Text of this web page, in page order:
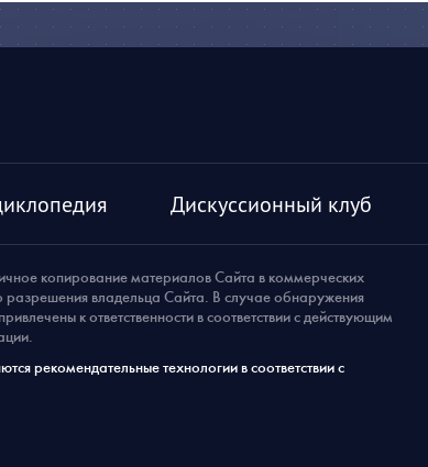
Дискуссионный клуб
копирование материалов Сайта в коммерческих
разрешения владельца Сайта. В случае обнаружения
к ответственности в соответствии с действующим
рекомендательные технологии в соответствии с